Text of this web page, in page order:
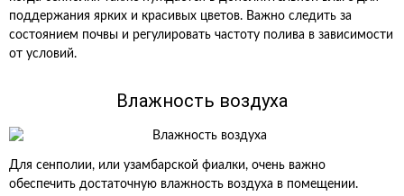
поддержания ярких и красивых цветов. Важно следить за
состоянием почвы и регулировать частоту полива в зависимости
от условий.
Влажность воздуха
Для сенполии, или узамбарской фиалки, очень важно
обеспечить достаточную влажность воздуха в помещении.